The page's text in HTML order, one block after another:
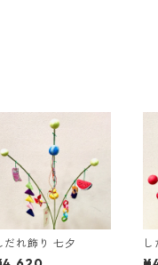
だれ飾り 七夕